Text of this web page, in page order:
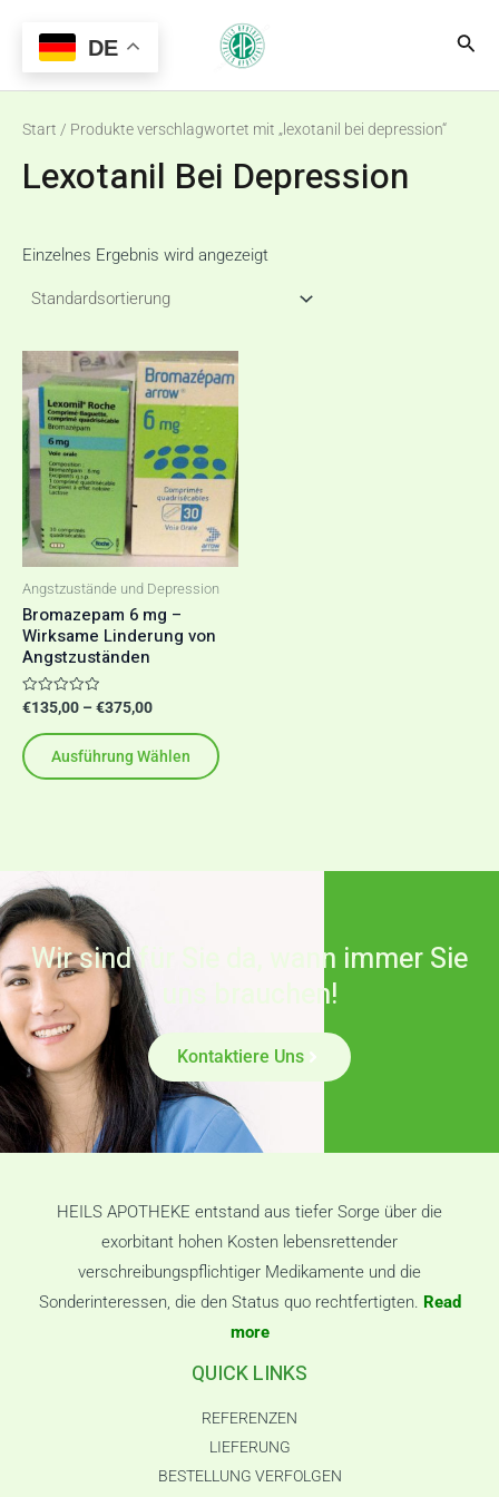
springenMenu
Start / Produkte verschlagwortet mit „lexotanil bei depression“
Lexotanil Bei Depression
Einzelnes Ergebnis wird angezeigt
Angstzustände und Depression
Bromazepam 6 mg –
Wirksame Linderung von
Angstzuständen
Bewertet
mit
von
5
€135,00 –€375,00
Preisspanne:
€135,00
bis
€375,00
Ausführung Wählen
Dieses
mehrere
Varianten
auf.
Die
werden
Wir sind für Sie da, wann immer Sie
uns brauchen!
Kontaktiere Uns
HEILS APOTHEKE entstand aus tiefer Sorge über die
exorbitant hohen Kosten lebensrettender
verschreibungspflichtiger Medikamente und die
Sonderinteressen, die den Status quo rechtfertigten. Read
more
QUICK LINKS
REFERENZEN
LIEFERUNG
BESTELLUNG VERFOLGEN
DE